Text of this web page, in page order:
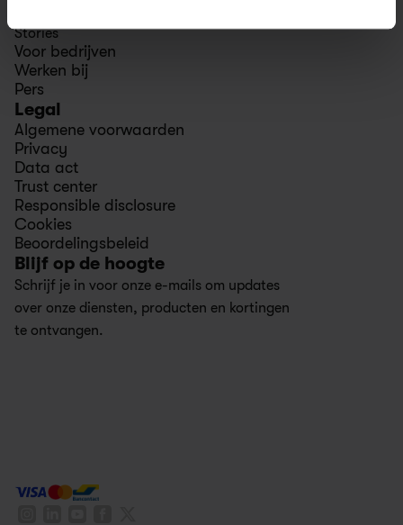
Blijf op de hoogte
Schrijf je in voor onze e-mails om updates
over onze diensten, producten en kortingen
te ontvangen.
Stories
Voor bedrijven
Werken bij
Pers
Legal
Algemene voorwaarden
Privacy
Data act
Trust center
Responsible disclosure
Cookies
Beoordelingsbeleid